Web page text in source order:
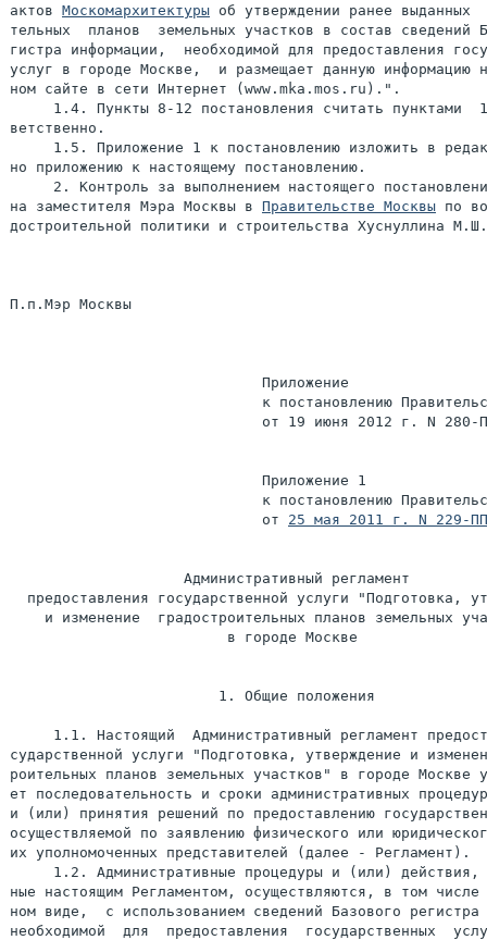
актов Москомархитектуры об утверждении ранее выданных
тельных  планов  земельных участков в состав сведений
гистра информации,  необходимой для предоставления
услуг в городе Москве,  и размещает данную информацию
ном сайте в сети Интернет (www.mka.mos.ru).".
1.4. Пункты 8-12 постановления считать пунктами
ветственно.
1.5. Приложение 1 к постановлению изложить в
но приложению к настоящему постановлению.
2. Контроль за выполнением настоящего
на заместителя Мэра Москвы в Правительстве Москвы по
достроительной политики и строительства Хуснуллина М.Ш.
П.п.Мэр Москвы
                             Приложение
к постановлению
от 19 июня 2012 г. N 280-
                             Приложение 1
к постановлению
                             от
25 мая 2011 г. N 229-ПП
                    Административный регламент
предоставления государственной услуги "Подготовка,
и изменение  градостроительных планов земельных
                         в городе Москве
                        1. Общие положения
1.1. Настоящий  Административный регламент
сударственной услуги "Подготовка, утверждение и
роительных планов земельных участков" в городе Москве
ет последовательность и сроки административных
и (или) принятия решений по предоставлению
осуществляемой по заявлению физического или
их уполномоченных представителей (далее - Регламент).
1.2. Административные процедуры и (или) действия,
ные настоящим Регламентом, осуществляются, в том
ном виде,  с использованием сведений Базового регистра
необходимой  для  предоставления  государственных